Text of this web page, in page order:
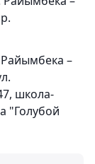
–
школа-
"Голубой